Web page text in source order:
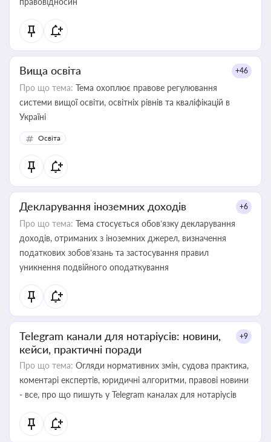
Вища освіта +46
Про що тема: Тема охоплює правове регулювання
системи вищої освіти, освітніх рівнів та кваліфікацій в
Україні
Освіта
Декларування іноземних доходів +6
Про що тема: Тема стосується обов’язку декларування
доходів, отриманих з іноземних джерел, визначення
податкових зобов’язань та застосування правил
уникнення подвійного оподаткування
Telegram канали для нотаріусів: новини,
кейси, практичні поради
+9
Про що тема: Огляди нормативних змін, судова практика,
коментарі експертів, юридичні алгоритми, правові новини
- все, про що пишуть у Telegram каналах для нотаріусів